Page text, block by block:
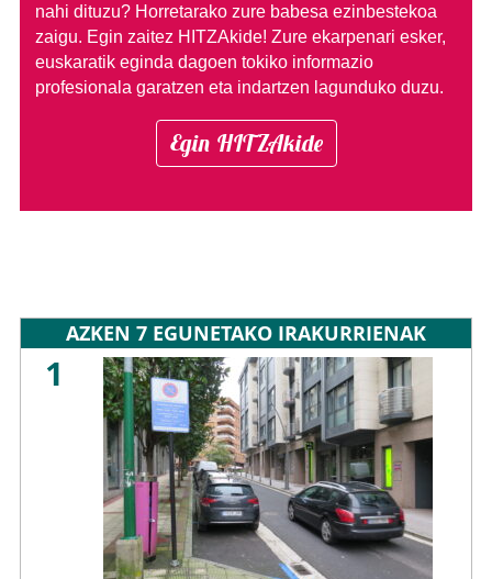
nahi dituzu? Horretarako zure babesa ezinbestekoa
zaigu. Egin zaitez HITZAkide! Zure ekarpenari esker,
euskaratik eginda dagoen tokiko informazio
profesionala garatzen eta indartzen lagunduko duzu.
Egin HITZAkide
AZKEN 7 EGUNETAKO IRAKURRIENAK
1